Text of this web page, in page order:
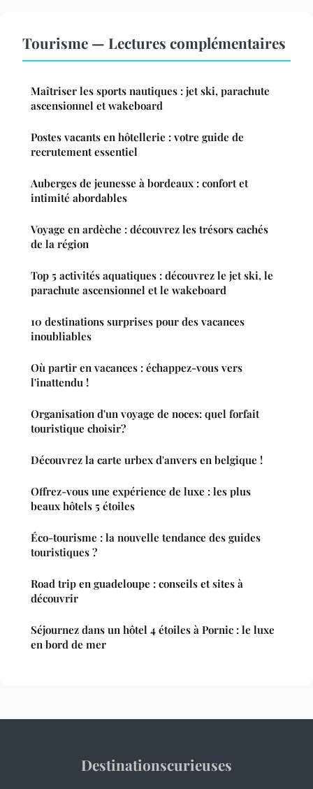
Tourisme — Lectures complémentaires
Maîtriser les sports nautiques : jet ski, parachute
ascensionnel et wakeboard
Postes vacants en hôtellerie : votre guide de
recrutement essentiel
Auberges de jeunesse à bordeaux : confort et
intimité abordables
Voyage en ardèche : découvrez les trésors cachés
de la région
Top 5 activités aquatiques : découvrez le jet ski, le
parachute ascensionnel et le wakeboard
10 destinations surprises pour des vacances
inoubliables
Où partir en vacances : échappez-vous vers
l'inattendu !
Organisation d'un voyage de noces: quel forfait
touristique choisir?
Découvrez la carte urbex d'anvers en belgique !
Offrez-vous une expérience de luxe : les plus
beaux hôtels 5 étoiles
Éco-tourisme : la nouvelle tendance des guides
touristiques ?
Road trip en guadeloupe : conseils et sites à
découvrir
Séjournez dans un hôtel 4 étoiles à Pornic : le luxe
en bord de mer
Destinationscurieuses